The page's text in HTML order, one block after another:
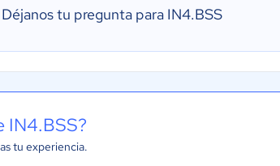
Déjanos tu pregunta para IN4.BSS
IN4.BSS?
tu experiencia.